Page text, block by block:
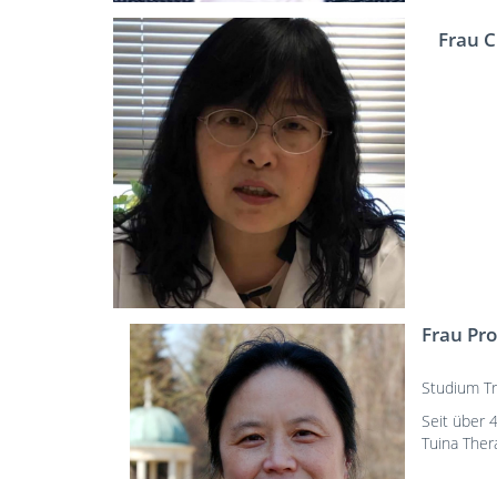
Frau
Frau
Studium
Seit über
Tuina